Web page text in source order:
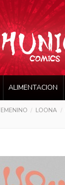
ALIMENTACION
LOONA